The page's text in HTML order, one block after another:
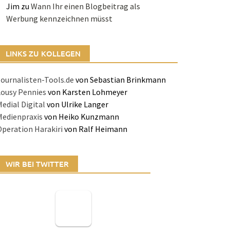
Jim zu Wann Ihr einen Blogbeitrag als
Werbung kennzeichnen müsst
LINKS ZU KOLLEGEN
Tools.devon Sebastian Brinkmann
Pennies von Karsten Lohmeyer
Digital von Ulrike Langer
von Heiko Kunzmann
Harakirivon Ralf Heimann
WIR BEI TWITTER